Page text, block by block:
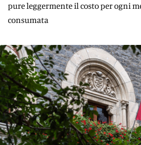
pure leggermente il costo per ogni
consumata